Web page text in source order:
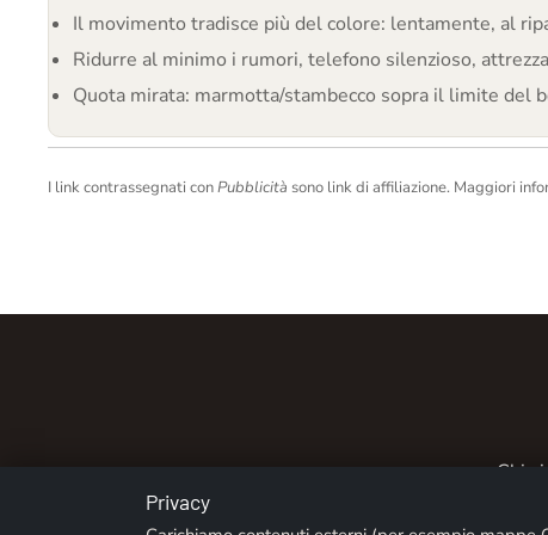
Il movimento tradisce più del colore: lentamente, al
Ridurre al minimo i rumori, telefono silenzioso,
Quota mirata: marmotta/stambecco sopra il limite del
I link contrassegnati conPubblicità sono link di affiliazione. Maggiori
Chi
Privacy